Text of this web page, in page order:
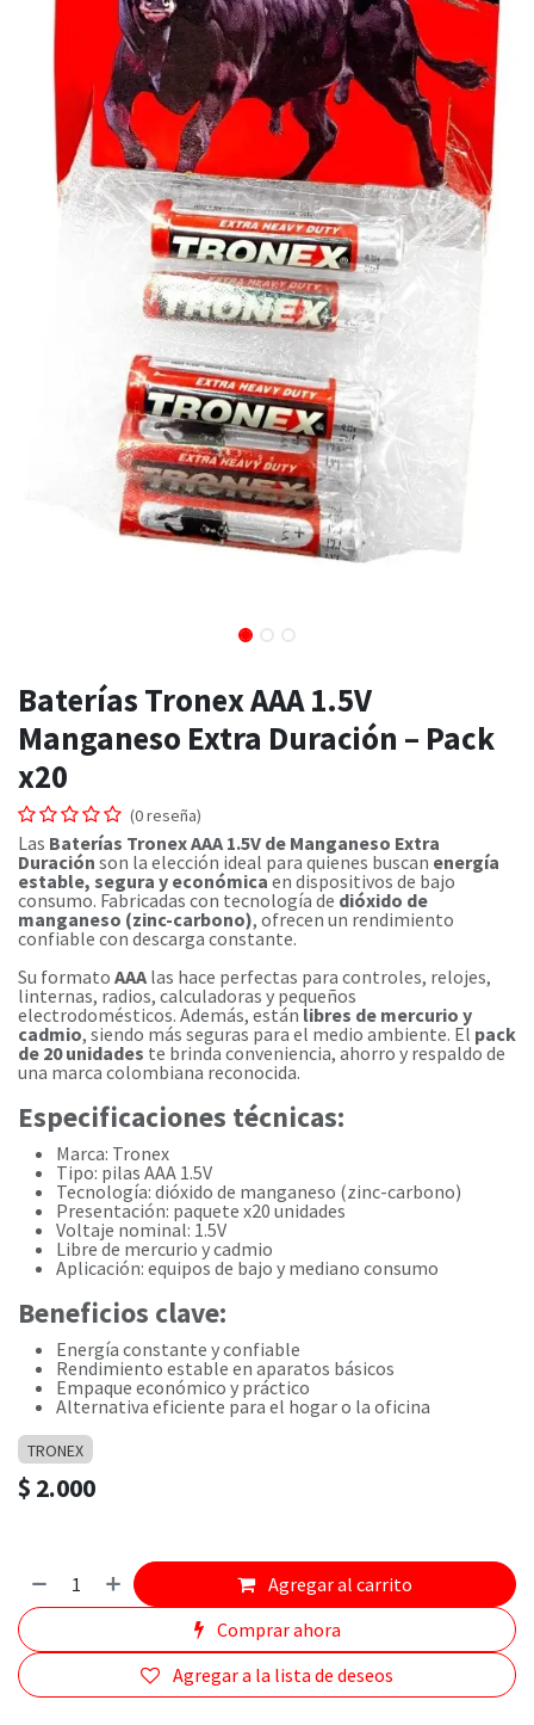
Baterías Tronex AAA 1.5V
Manganeso Extra Duración – Pack
x20
(0 reseña)
Las Baterías Tronex AAA 1.5V de Manganeso Extra
Duración son la elección ideal para quienes buscan energía
estable, segura y económica en dispositivos de bajo
consumo. Fabricadas con tecnología de dióxido de
manganeso (zinc-carbono), ofrecen un rendimiento
confiable con descarga constante.
Su formato AAA las hace perfectas para controles, relojes,
linternas, radios, calculadoras y pequeños
electrodomésticos. Además, están libres de mercurio y
cadmio, siendo más seguras para el medio ambiente. El pack
de 20 unidades te brinda conveniencia, ahorro y respaldo de
una marca colombiana reconocida.
Especificaciones técnicas:
Marca: Tronex
Tipo: pilas AAA 1.5V
Tecnología: dióxido de manganeso (zinc-carbono)
Presentación: paquete x20 unidades
Voltaje nominal: 1.5V
Libre de mercurio y cadmio
Aplicación: equipos de bajo y mediano consumo
Beneficios clave:
Energía constante y confiable
Rendimiento estable en aparatos básicos
Empaque económico y práctico
Alternativa eficiente para el hogar o la oficina
TRONEX
$ 2.000
Agregar al carrito
Comprar ahora
Agregar a la lista de deseos